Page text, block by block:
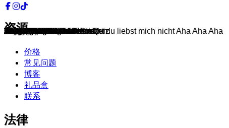
Theo, wir fahr'n nach Lodz
Griechischer Wein
Ein Bett im Kornfeld
Heidi
So bist du
Dschinghis Khan
Santa Maria
Major Tom
Ich will Spass
99 Luftballons
Junge Roemer
Sehnsucht
Da Da Da ich lieb dich nicht du liebst mich nicht Aha Aha Aha
Was soll das
Horizont
Zu spät
Verdammt Ich lieb' dich
Das ganze Leben ist ein Quiz
Sexy
Die Da!?!
Abenteuerland
Du trägst keine Liebe in dir
Herz an Herz
Sie sieht mich nicht
Anton aus Tirol
Deutschland
Gib mir Sonne
Denkmal
Perfekte Welle
Durch den Monsun
'54, '74, '90, 2006
Stück vom Himmel
So soll es bleiben
Monsta
Geboren um zu leben
Nur noch kurz die Welt retten
Easy
Schwarz zu blau
Atemlos Durch Die Nacht
Auf uns
80 Millionen
Chöre
Was du Liebe nennst
Roller
Deutschland
Wildberry Lillet
Komet
Friesenjung
Wackelkontakt
Zehn kleine Jägermeister
Du liebst mich nicht
Layla
资源
价格
常见问题
博客
礼品盒
联系
法律